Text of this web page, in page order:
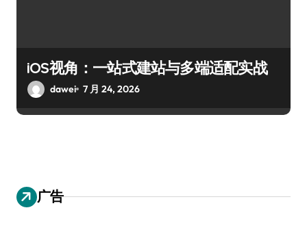
iOS视角：一站式建站与多端适配实战
dawei 7 月 24, 2026
广告